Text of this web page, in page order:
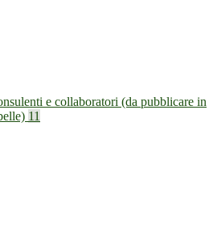
e collaboratori (da pubblicare in
11